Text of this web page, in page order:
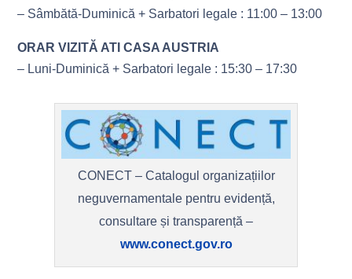
– Sâmbătă-Duminică + Sarbatori legale : 11:00 – 13:00
ORAR VIZITĂ ATI CASA AUSTRIA
– Luni-Duminică + Sarbatori legale : 15:30 – 17:30
CONECT – Catalogul organizațiilor
neguvernamentale pentru evidență,
consultare și transparență –
www.conect.gov.ro